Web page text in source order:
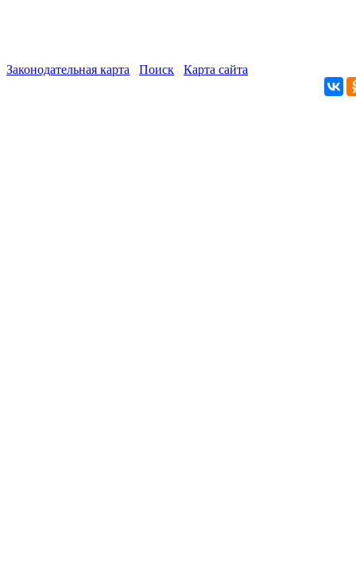
Законодательная карта Поиск Карта сайта